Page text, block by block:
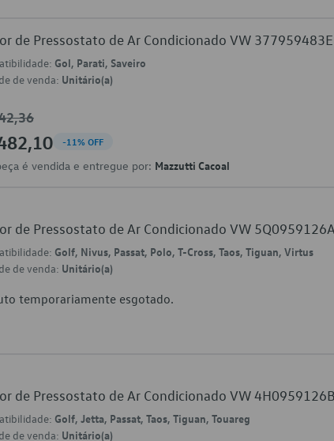
de Pressostato de Ar Condicionado VW 377959483E
Gol, Parati, Saveiro
de venda: Unitário(a)
-11% OFF
é vendida e entregue por: Mazzutti Cacoal
de Pressostato de Ar Condicionado VW 5Q0959126A
Golf, Nivus, Passat, Polo, T-Cross, Taos, Tiguan, Virtus
de venda: Unitário(a)
temporariamente esgotado.
de Pressostato de Ar Condicionado VW 4H0959126B
Golf, Jetta, Passat, Taos, Tiguan, Touareg
de venda: Unitário(a)